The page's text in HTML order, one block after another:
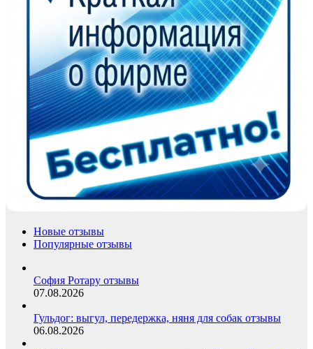
Новые отзывы
Популярные отзывы
София Ротару отзывы
07.08.2026
Гульдог: выгул, передержка, няня для собак отзывы
06.08.2026